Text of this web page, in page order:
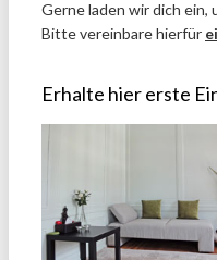
Gerne laden wir dich ein,
Bitte vereinbare hierfür
Erhalte hier erste